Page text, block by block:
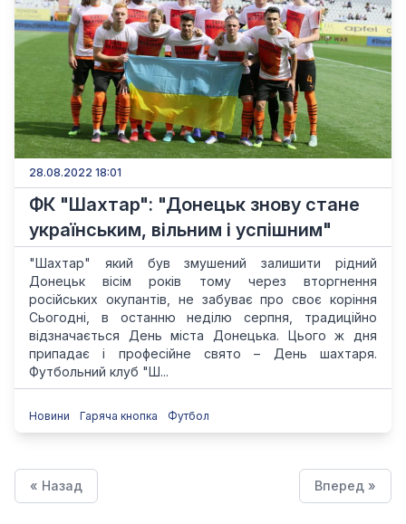
28.08.2022 18:01
ФК "Шахтар": "Донецьк знову стане
українським, вільним і успішним"
"Шахтар" який був змушений залишити рідний
Донецьк вісім років тому через вторгнення
російських окупантів, не забуває про своє коріння
Сьогодні, в останню неділю серпня, традиційно
відзначається День міста Донецька. Цього ж дня
припадає і професійне свято – День шахтаря.
Футбольний клуб "Ш...
Новини Гаряча кнопка Футбол
« Назад Вперед »